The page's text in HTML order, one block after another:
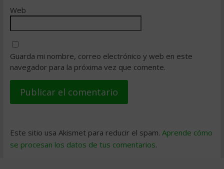
Web
Guarda mi nombre, correo electrónico y web en este
navegador para la próxima vez que comente.
Este sitio usa Akismet para reducir el spam. Aprende cómo
se procesan los datos de tus comentarios.